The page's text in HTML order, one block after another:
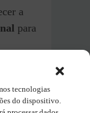
tecnologias
do dispositivo.
a
para